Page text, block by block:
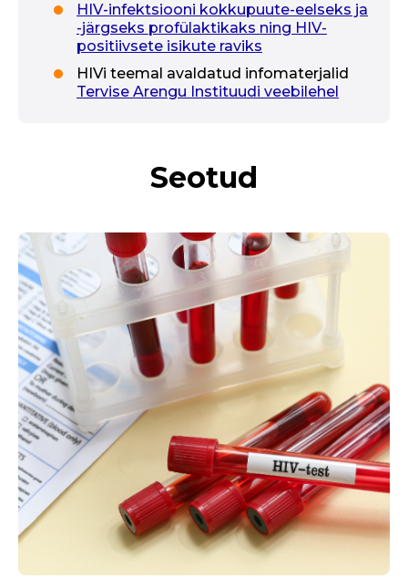
HIV-infektsiooni kokkupuute-eelseks ja
-järgseks profülaktikaks ning HIV-
positiivsete isikute raviks
HIVi teemal avaldatud infomaterjalid
Tervise Arengu Instituudi veebilehel
Seotud